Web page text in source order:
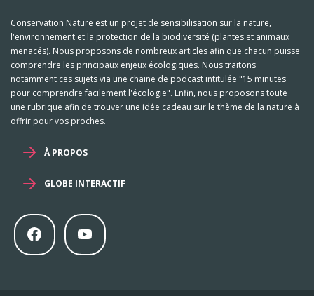
Conservation Nature est un projet de sensibilisation sur la nature,
l'environnement et la protection de la biodiversité (plantes et animaux
menacés). Nous proposons de nombreux articles afin que chacun puisse
comprendre les principaux enjeux écologiques. Nous traitons
notamment ces sujets via une chaine de podcast intitulée "15 minutes
pour comprendre facilement l'écologie". Enfin, nous proposons toute
une rubrique afin de trouver une idée cadeau sur le thème de la nature à
offrir pour vos proches.
À PROPOS
GLOBE INTERACTIF